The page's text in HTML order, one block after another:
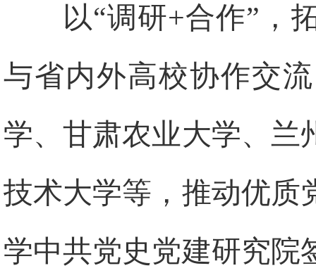
以“调研+合作”，
与省内外高校协作交
学、甘肃农业大学、兰
技术大学等，推动优质
学中共党史党建研究院